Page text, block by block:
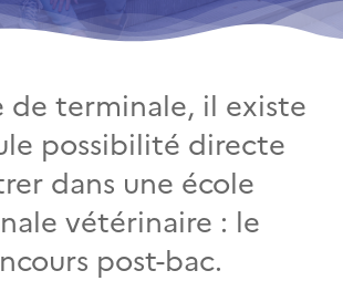
de terminale, il existe
possibilité directe
dans une école
vétérinaire : le
post-bac.